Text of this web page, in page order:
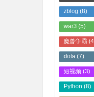
zblog (8)
war3 (5)
魔兽争霸
dota (7)
短视频 (3)
Python (8)